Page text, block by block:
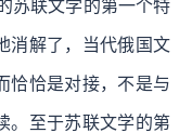
苏联文学的第一个特
消解了，当代俄国文
恰恰是对接，不是与
。至于苏联文学的第